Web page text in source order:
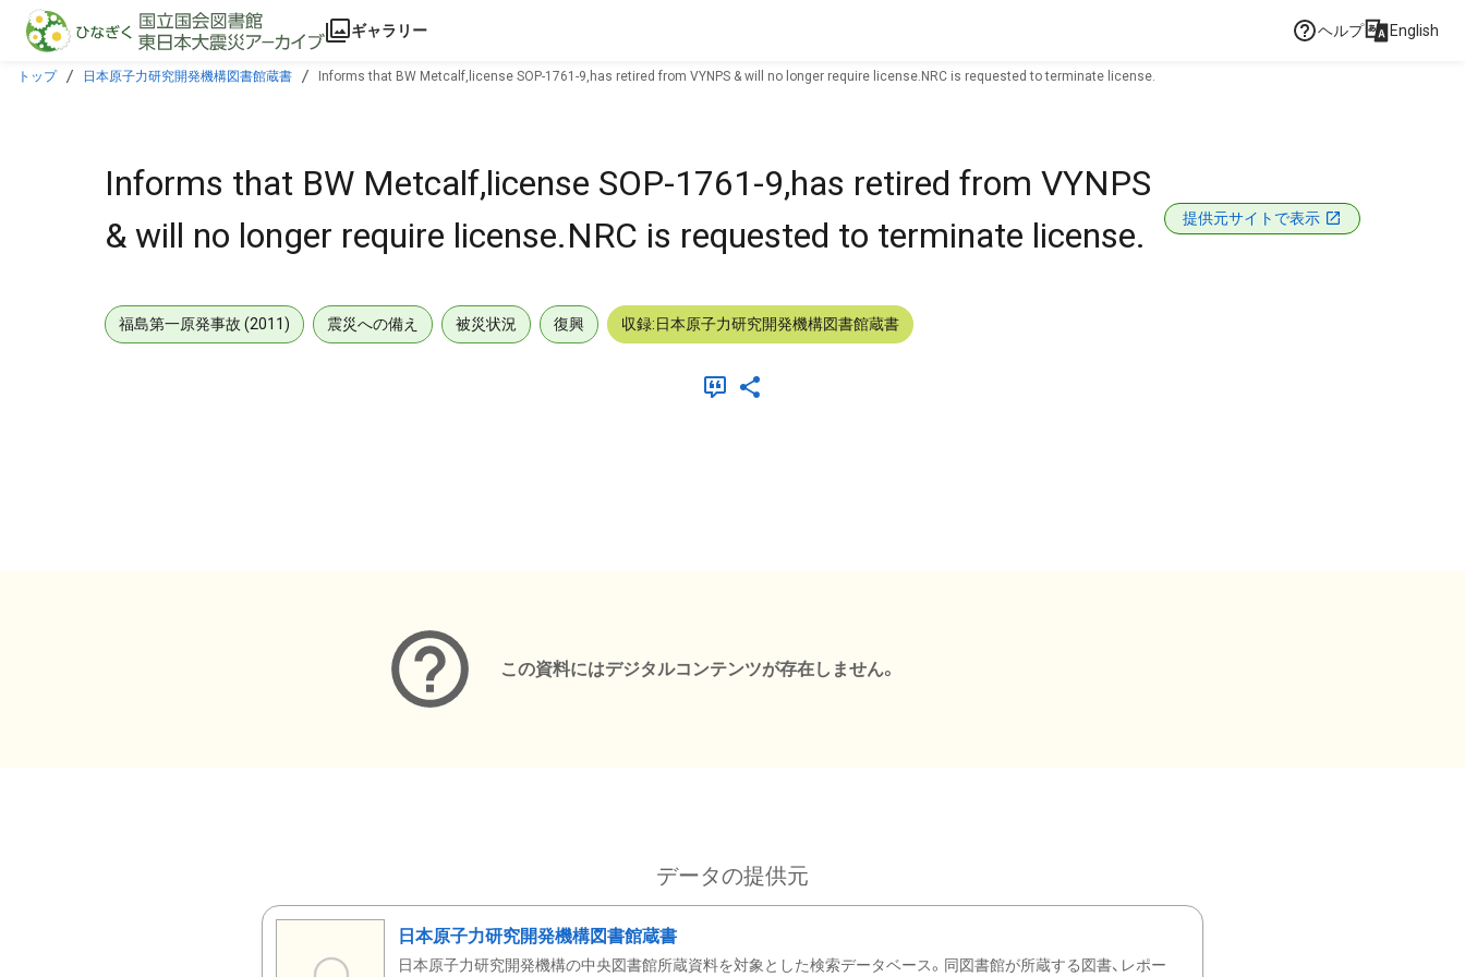
本文に飛ぶ
ギャラリー ヘルプ English
トップ 日本原子力研究開発機構図書館蔵書 Informs that BW Metcalf,license SOP-1761-9,has retired from VYNPS & will no longer require license.NRC is requested to terminate license.
Informs that BW Metcalf,license SOP-1761-9,has retired from VYNPS
& will no longer require license.NRC is requested to terminate license.
提供元サイトで表示
福島第一原発事故 (2011) 震災への備え 被災状況 復興 収録:日本原子力研究開発機構図書館蔵書
この資料にはデジタルコンテンツが存在しません。
データの提供元
日本原子力研究開発機構図書館蔵書
日本原子力研究開発機構の中央図書館所蔵資料を対象とした検索データベース。同図書館が所蔵する図書、レポー